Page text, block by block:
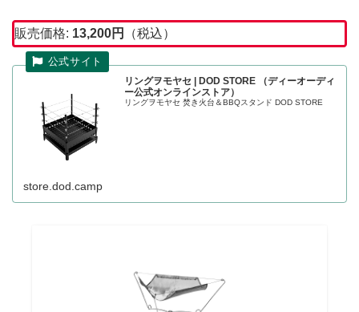
販売価格: 13,200円 （税込）
リングヲモヤセ | DOD STORE （ディーオーディ
ー公式オンラインストア）
リングヲモヤセ 焚き火台＆BBQスタンド DOD STORE
store.dod.camp